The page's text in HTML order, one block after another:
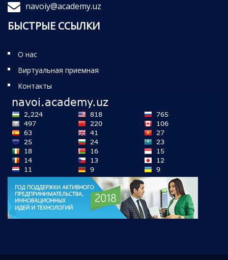
navoiy@academy.uz
БЫСТРЫЕ ССЫЛКИ
О нас
Виртуальная приемная
Контакты